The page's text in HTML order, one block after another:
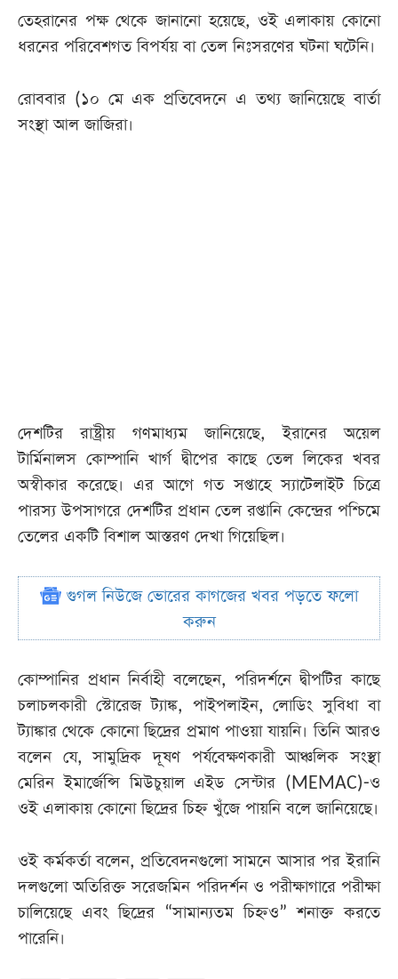
পেপার
তেহরানের পক্ষ থেকে জানানো হয়েছে, ওই এলাকায় কোনো
ধরনের পরিবেশগত বিপর্যয় বা তেল নিঃসরণের ঘটনা ঘটেনি।
রোববার (১০ মে এক প্রতিবেদনে এ তথ্য জানিয়েছে বার্তা
সংস্থা আল জাজিরা।
দেশটির রাষ্ট্রীয় গণমাধ্যম জানিয়েছে, ইরানের অয়েল
টার্মিনালস কোম্পানি খার্গ দ্বীপের কাছে তেল লিকের খবর
অস্বীকার করেছে। এর আগে গত সপ্তাহে স্যাটেলাইট চিত্রে
পারস্য উপসাগরে দেশটির প্রধান তেল রপ্তানি কেন্দ্রের পশ্চিমে
তেলের একটি বিশাল আস্তরণ দেখা গিয়েছিল।
গুগল নিউজে ভোরের কাগজের খবর পড়তে ফলো
করুন
কোম্পানির প্রধান নির্বাহী বলেছেন, পরিদর্শনে দ্বীপটির কাছে
চলাচলকারী স্টোরেজ ট্যাঙ্ক, পাইপলাইন, লোডিং সুবিধা বা
ট্যাঙ্কার থেকে কোনো ছিদ্রের প্রমাণ পাওয়া যায়নি। তিনি আরও
বলেন যে, সামুদ্রিক দূষণ পর্যবেক্ষণকারী আঞ্চলিক সংস্থা
মেরিন ইমার্জেন্সি মিউচুয়াল এইড সেন্টার (MEMAC)-ও
ওই এলাকায় কোনো ছিদ্রের চিহ্ন খুঁজে পায়নি বলে জানিয়েছে।
ওই কর্মকর্তা বলেন, প্রতিবেদনগুলো সামনে আসার পর ইরানি
দলগুলো অতিরিক্ত সরেজমিন পরিদর্শন ও পরীক্ষাগারে পরীক্ষা
চালিয়েছে এবং ছিদ্রের “সামান্যতম চিহ্নও” শনাক্ত করতে
পারেনি।